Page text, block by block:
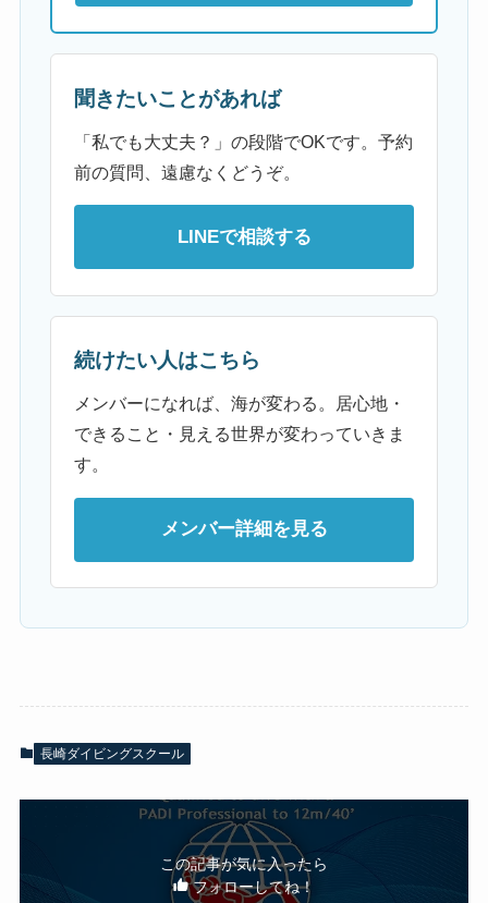
聞きたいことがあれば
「私でも大丈夫？」の段階でOKです。予約
前の質問、遠慮なくどうぞ。
LINEで相談する
続けたい人はこちら
メンバーになれば、海が変わる。居心地・
できること・見える世界が変わっていきま
す。
メンバー詳細を見る
長崎ダイビングスクール
この記事が気に入ったら
フォローしてね！